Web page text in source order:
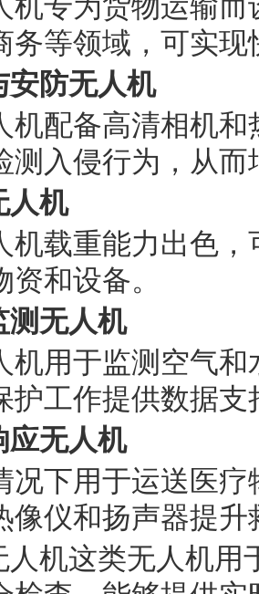
务等领域，可实
安防无人机
机配备高清相机
测入侵行为，从
人机
机载重能力出色
和设备。
测无人机
机用于监测空气
护工作提供数据支
应无人机
况下用于运送医
像仪和扬声器提
人机这类无人机用